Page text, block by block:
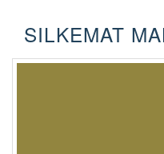
SILKEMAT